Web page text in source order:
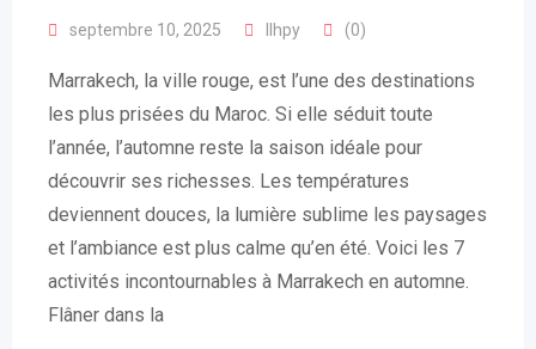
septembre 10, 2025 llhpy (0)
Marrakech, la ville rouge, est l’une des destinations
les plus prisées du Maroc. Si elle séduit toute
l’année, l’automne reste la saison idéale pour
découvrir ses richesses. Les températures
deviennent douces, la lumière sublime les paysages
et l’ambiance est plus calme qu’en été. Voici les 7
activités incontournables à Marrakech en automne.
Flâner dans la